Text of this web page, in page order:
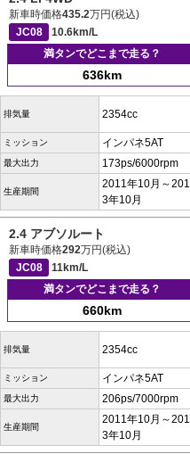
新車時価格435.2万円(税込)
JC08
10.6km/L
満タンでどこまで走る？
636km
排気量 2354cc
ミッション インパネ5AT
最大出力 173ps/6000rpm
生産期間
2011年10月～201
3年10月
2.4 アブソルート
新車時価格292万円(税込)
JC08
11km/L
満タンでどこまで走る？
660km
排気量 2354cc
ミッション インパネ5AT
最大出力 206ps/7000rpm
生産期間
2011年10月～201
3年10月